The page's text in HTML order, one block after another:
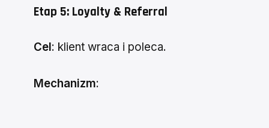
Etap 5: Loyalty & Referral
Cel: klient wraca i poleca.
Mechanizm: